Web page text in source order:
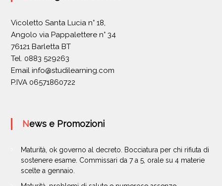
Vicoletto Santa Lucia n° 18,
Angolo via Pappalettere n° 34
76121 Barletta BT
Tel. 0883 529263
Email info@studilearning.com
P.IVA 06571860722
News e Promozioni
Maturità, ok governo al decreto. Bocciatura per chi rifiuta di
sostenere esame. Commissari da 7 a 5, orale su 4 materie
scelte a gennaio.